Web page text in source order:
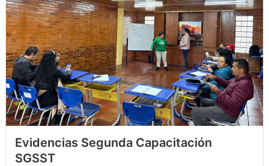
Evidencias Segunda Capacitación
SGSST